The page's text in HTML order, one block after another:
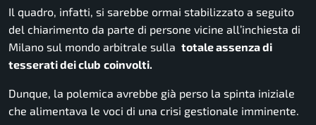
Il quadro, infatti, si sarebbe ormai stabilizzato a seguito
del chiarimento da parte di persone vicine all’inchiesta di
Milano sul mondo arbitrale sulla totale assenza di
tesserati dei club coinvolti.
Dunque, la polemica avrebbe già perso la spinta iniziale
che alimentava le voci di una crisi gestionale imminente.